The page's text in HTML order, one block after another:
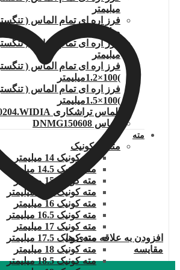
میلیمتر
میلیمتر
میلیمتر
فرز اره ای تمام الماس (
)100×1.2میلیمتر
فرز اره ای تمام الماس (
)100×1.5میلیمتر
الماس تراشکاری TCMT110204.WIDIA
الماس DNMG150608
مته
مته ته کونیک
مته کونیک 14 میلیمتر
مته کونیک 14.5 میلیمتر
مته کونیک 15 میلیمتر
مته کونیک 15.5 میلیمتر
مته کونیک 16 میلیمتر
مته کونیک 16.5 میلیمتر
مته کونیک 17 میلیمتر
مته کونیک 17.5 میلیمتر
مته کونیک 18 میلیمتر
مته کونیک 18.5 میلیمتر
افزودن به علاقه مندی ها
مقایسه